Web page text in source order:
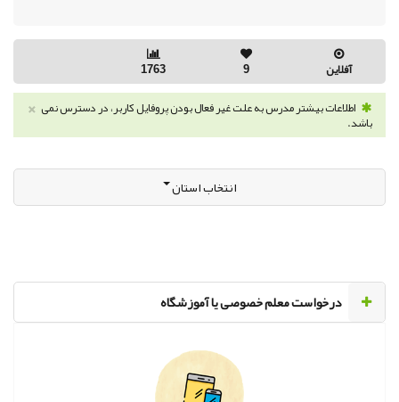
آفلاین 9
1763
× اطلاعات بیشتر مدرس به علت غیر فعال بودن پروفایل کاربر، در دسترس نمی
باشد.
انتخاب استان
‌درخواست معلم خصوصی یا آموزشگاه